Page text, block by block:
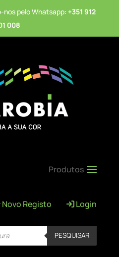
pelo Whatsapp: +351 912
008
Novo Registo Login
PESQUISAR